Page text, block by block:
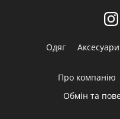
Одяг Аксесуари
Про компанію
Обмін та